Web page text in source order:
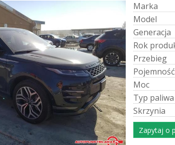
Marka
Model
Generacja
Rok produ
Przebieg
Pojemność
Moc
Typ paliwa
Skrzynia
Zapytaj o